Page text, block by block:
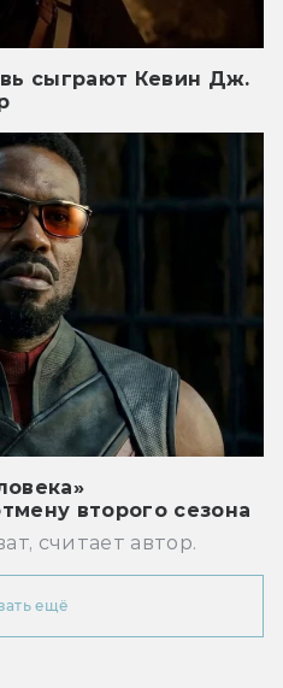
сыграют Кевин Дж.
второго сезона
считает автор.
ещё